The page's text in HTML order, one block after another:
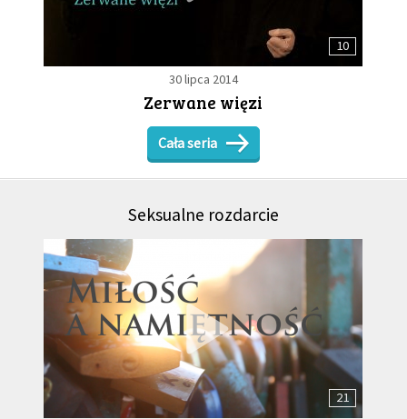
10
30 lipca 2014
Zerwane więzi
Cała seria
Seksualne rozdarcie
21